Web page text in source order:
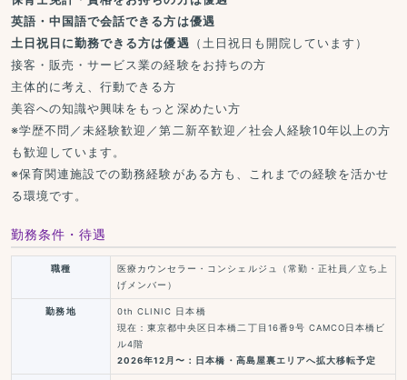
英語・中国語で会話できる方は優遇
土日祝日に勤務できる方は優遇 （土日祝日も開院しています）
接客・販売・サービス業の経験をお持ちの方
主体的に考え、行動できる方
美容への知識や興味をもっと深めたい方
※学歴不問／未経験歓迎／第二新卒歓迎／社会人経験10年以上の方
も歓迎しています。
※保育関連施設での勤務経験がある方も、これまでの経験を活かせ
る環境です。
勤務条件・待遇
職種
医療カウンセラー・コンシェルジュ（常勤・正社員／立ち上
げメンバー）
勤務地
0th CLINIC 日本橋
現在：東京都中央区日本橋二丁目16番9号 CAMCO日本橋ビ
ル4階
2026年12月〜：日本橋・高島屋裏エリアへ拡大移転予定